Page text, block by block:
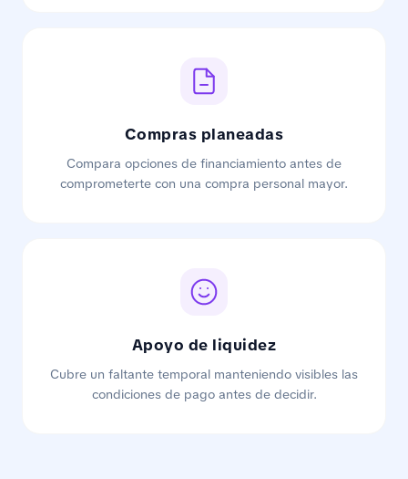
Compras planeadas
Compara opciones de financiamiento antes de
comprometerte con una compra personal mayor.
Apoyo de liquidez
Cubre un faltante temporal manteniendo visibles las
condiciones de pago antes de decidir.